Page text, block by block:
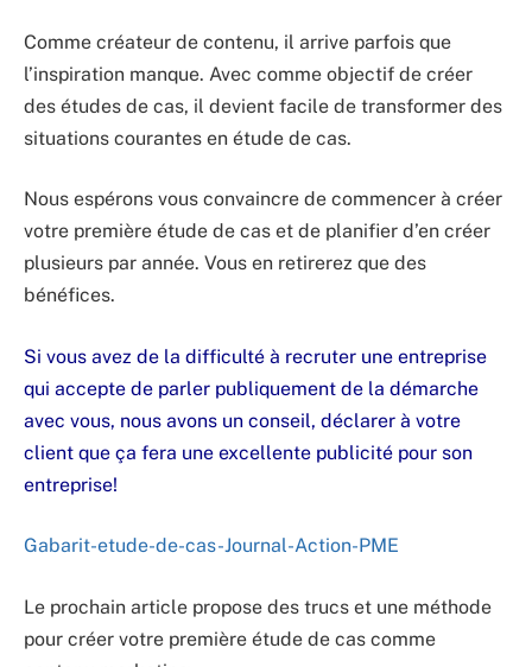
Comme créateur de contenu, il arrive parfois que
l’inspiration manque. Avec comme objectif de créer
des études de cas, il devient facile de transformer des
situations courantes en étude de cas.
Nous espérons vous convaincre de commencer à créer
votre première étude de cas et de planifier d’en créer
plusieurs par année. Vous en retirerez que des
bénéfices.
Si vous avez de la difficulté à recruter une entreprise
qui accepte de parler publiquement de la démarche
avec vous, nous avons un conseil, déclarer à votre
client que ça fera une excellente publicité pour son
entreprise!
Gabarit-etude-de-cas-Journal-Action-PME
Le prochain article propose des trucs et une méthode
pour créer votre première étude de cas comme